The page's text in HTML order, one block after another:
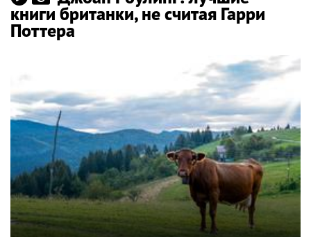
книги британки, не считая Гарри
Поттера